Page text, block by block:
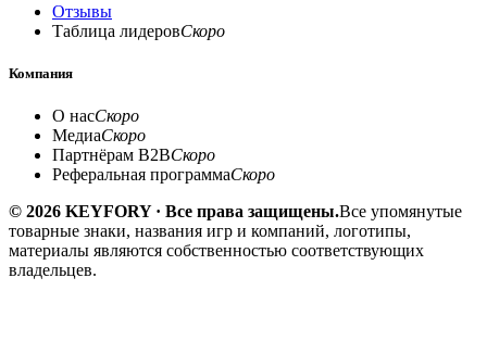
Отзывы
Таблица лидеровСкоро
Компания
О насСкоро
МедиаСкоро
Партнёрам B2BСкоро
Реферальная программаСкоро
© 2026 KEYFORY · Все права защищены.Все упомянутые
товарные знаки, названия игр и компаний, логотипы,
материалы являются собственностью соответствующих
владельцев.